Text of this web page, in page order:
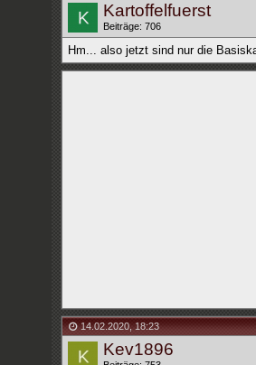
Kartoffelfuerst
Beiträge: 706
Hm... also jetzt sind nur die
14.02.2020,18:23
Kev1896